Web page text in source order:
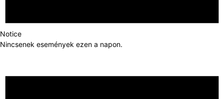
Notice
Nincsenek események ezen a napon.